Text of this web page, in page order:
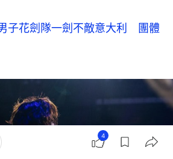
子花劍隊一劍不敵意大利 團體
4